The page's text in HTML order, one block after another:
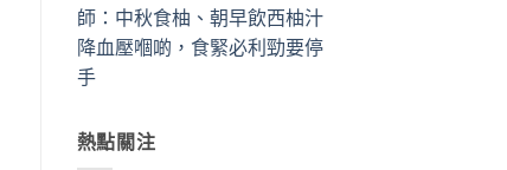
師：中秋食柚、朝早飲西柚汁
降血壓嗰啲，食緊必利勁要停
手
熱點關注